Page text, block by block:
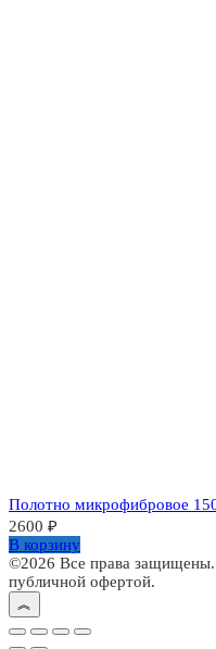
Полотно микрофибровое
2600 ₽
В корзину
©2026 Все права защищены.
публичной офертой.